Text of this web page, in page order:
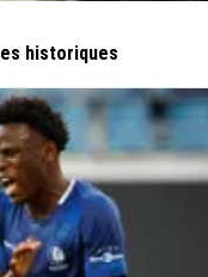
historiques